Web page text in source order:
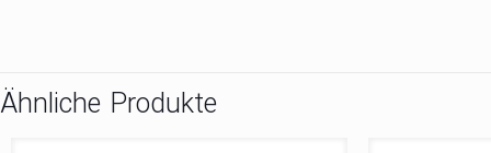
Ähnliche Produkte